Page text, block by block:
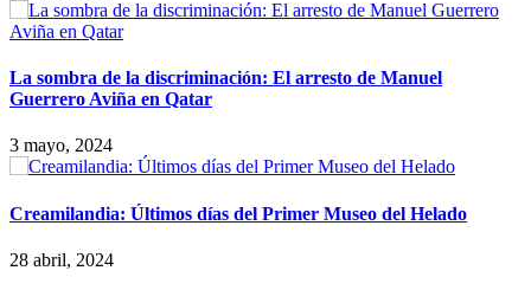
La sombra de la discriminación: El arresto de Manuel
Guerrero Aviña en Qatar
3 mayo, 2024
Creamilandia: Últimos días del Primer Museo del Helado
28 abril, 2024